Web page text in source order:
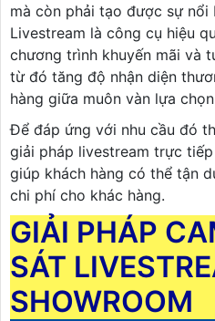
mà còn phải tạo được sự nổi
Livestream là công cụ hiệu
chương trình khuyến mãi và
từ đó tăng độ nhận diện
hàng giữa muôn vàn lựa
Để đáp ứng với nhu cầu đó
giải pháp livestream trực
giúp khách hàng có thể tận
chi phí cho khác hàng.
GIẢI PHÁP
SÁT
SHOWROOM